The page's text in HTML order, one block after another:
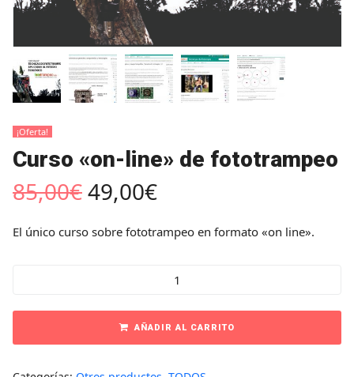
¡Oferta!
Curso «on-line» de fototrampeo
85,00€49,00€
El único curso sobre fototrampeo en formato «on line».
AÑADIR AL CARRITO